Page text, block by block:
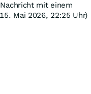
mit einem
Mai 2026, 22:25 Uhr)